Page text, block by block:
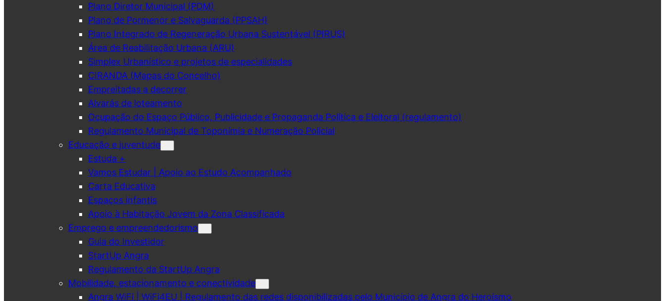
Plano Diretor Municipal (PDM)
Plano de Pormenor e Salvaguarda (PPSAH)
Plano Integrado de Regeneração Urbana Sustentável (PIRUS)
Área de Reabilitação Urbana (ARU)
Simplex Urbanístico e projetos de especialidades
CIRANDA (Mapas do Concelho)
Empreitadas a decorrer
Alvarás de loteamento
Ocupação do Espaço Público, Publicidade e Propaganda Política e Eleitoral (regulamento)
Regulamento Municipal de Toponímia e Numeração Policial
Educação e juventude
Estuda +
Vamos Estudar | Apoio ao Estudo Acompanhado
Carta Educativa
Espaços infantis
Apoio à Habitação Jovem da Zona Classificada
Emprego e empreendedorismo
Guia do Investidor
StartUp Angra
Regulamento da StartUp Angra
Mobilidade, estacionamento e conectividade
Angra WiFi | WiFi4EU | Regulamento das redes disponibilizadas pelo Município de Angra do Heroísmo